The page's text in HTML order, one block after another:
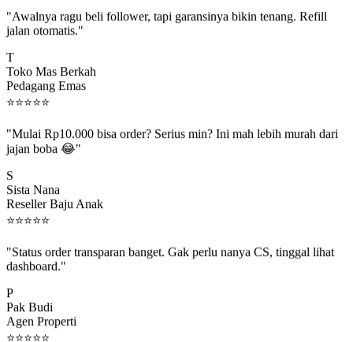
jalan otomatis."
Toko Mas Berkah
Pedagang Emas
⭐⭐⭐⭐⭐
jajan boba 😂"
Sista Nana
Reseller Baju Anak
⭐⭐⭐⭐⭐
dashboard."
Pak Budi
Agen Properti
⭐⭐⭐⭐⭐